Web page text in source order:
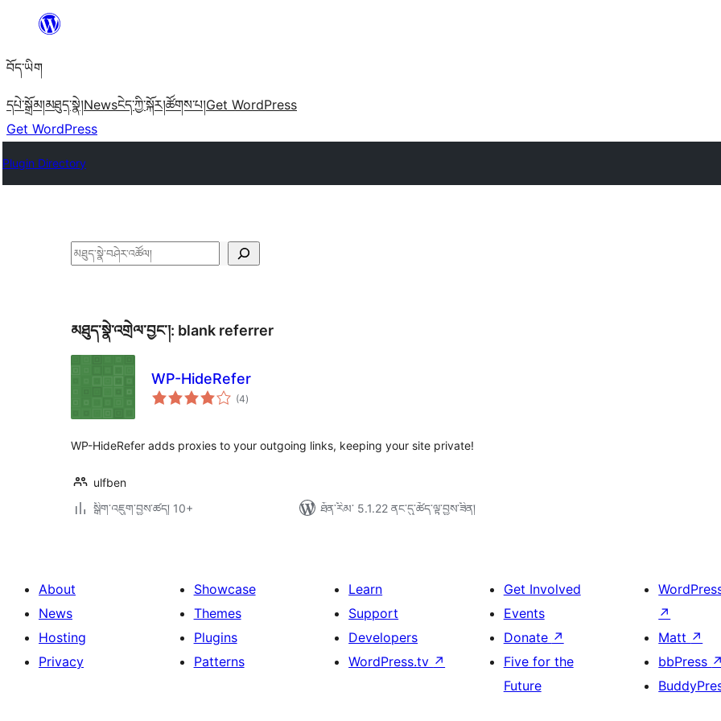
content
བོད་ཡིག
དཔེ་སྒྲོམ།མཐུད་སྣེ།Newsངེད་ཀྱི་སྐོར།ཚོགས་པ།Get WordPress
Get WordPress
Plugin Directory
བཤེར་
མཐུད་སྣེ་འགྲེལ་བྱང་།: blank referrer
WP-HideRefer
(4གདེང་
འཇོག་
)
WP-HideRefer adds proxies to your outgoing links, keeping your site private!
ulfben
སྒྲིག་འཇུག་བྱས་ཚད། 10+
ཐོན་རིམ་ 5.1.22 ནང་དུ་ཚོད་ལྟ་བྱས་ཟིན།
About
News
Hosting
Privacy
Showcase
Themes
Plugins
Patterns
Learn
Support
Developers
WordPress.tv ↗
Get Involved
Events
Donate ↗
Five for the
Future
↗
Matt ↗
bbPress ↗